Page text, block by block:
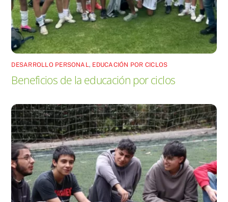
DESARROLLO PERSONAL , EDUCACIÓN POR CICLOS
Beneficios de la educación por ciclos